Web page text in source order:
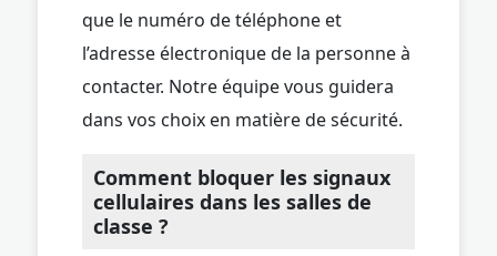
que le numéro de téléphone et
l’adresse électronique de la personne à
contacter. Notre équipe vous guidera
dans vos choix en matière de sécurité.
Comment bloquer les signaux
cellulaires dans les salles de
classe ?